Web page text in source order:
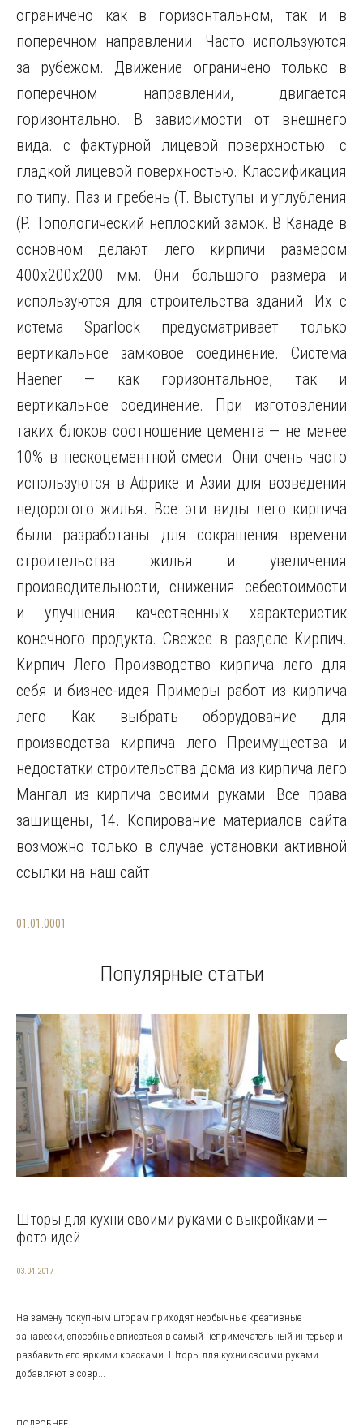
ограничено как в горизонтальном, так и в
поперечном направлении. Часто используются
за рубежом. Движение ограничено только в
поперечном направлении, двигается
горизонтально. В зависимости от внешнего
вида. с фактурной лицевой поверхностью. с
гладкой лицевой поверхностью. Классификация
по типу. Паз и гребень (T. Выступы и углубления
(P. Топологический неплоский замок. В Канаде в
основном делают лего кирпичи размером
400х200х200 мм. Они большого размера и
используются для строительства зданий. Их с
истема Sparlock предусматривает только
вертикальное замковое соединение. Система
Haener — как горизонтальное, так и
вертикальное соединение. При изготовлении
таких блоков соотношение цемента — не менее
10% в пескоцементной смеси. Они очень часто
используются в Африке и Азии для возведения
недорогого жилья. Все эти виды лего кирпича
были разработаны для сокращения времени
строительства жилья и увеличения
производительности, снижения себестоимости
и улучшения качественных характеристик
конечного продукта. Свежее в разделе Кирпич.
Кирпич Лего Производство кирпича лего для
себя и бизнес-идея Примеры работ из кирпича
лего Как выбрать оборудование для
производства кирпича лего Преимущества и
недостатки строительства дома из кирпича лего
Мангал из кирпича своими руками. Все права
защищены, 14. Копирование материалов сайта
возможно только в случае установки активной
ссылки на наш сайт.
01.01.0001
Популярные статьи
Шторы для кухни своими руками с выкройками —
фото идей
03.04.2017
На замену покупным шторам приходят необычные креативные
занавески, способные вписаться в самый непримечательный интерьер и
разбавить его яркими красками. Шторы для кухни своими руками
добавляют в совр...